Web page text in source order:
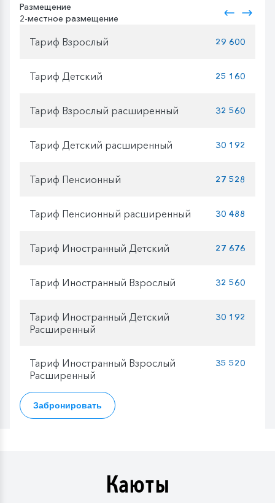
Размещение
2-местное размещение
Тариф Взрослый 29 600
Тариф Детский 25 160
Тариф Взрослый расширенный 32 560
Тариф Детский расширенный 30 192
Тариф Пенсионный 27 528
Тариф Пенсионный расширенный 30 488
Тариф Иностранный Детский 27 676
Тариф Иностранный Взрослый 32 560
Тариф Иностранный Детский
Расширенный
30 192
Тариф Иностранный Взрослый
Расширенный
35 520
Забронировать
Каюты